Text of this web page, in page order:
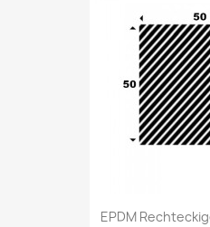
EPDM